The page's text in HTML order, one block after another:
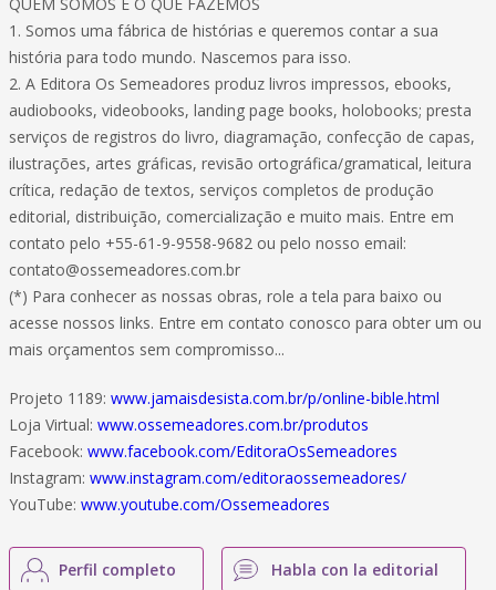
1. Somos uma fábrica de histórias e queremos contar a sua
história para todo mundo. Nascemos para isso.
2. A Editora Os Semeadores produz livros impressos, ebooks,
audiobooks, videobooks, landing page books, holobooks; presta
serviços de registros do livro, diagramação, confecção de capas,
ilustrações, artes gráficas, revisão ortográfica/gramatical, leitura
crítica, redação de textos, serviços completos de produção
editorial, distribuição, comercialização e muito mais. Entre em
contato pelo +55-61-9-9558-9682 ou pelo nosso email:
contato@ossemeadores.com.br
(*) Para conhecer as nossas obras, role a tela para baixo ou
acesse nossos links. Entre em contato conosco para obter um ou
mais orçamentos sem compromisso...
Projeto 1189: www.jamaisdesista.com.br/p/online-bible.html
Loja Virtual: www.ossemeadores.com.br/produtos
Facebook: www.facebook.com/EditoraOsSemeadores
Instagram: www.instagram.com/editoraossemeadores/
YouTube: www.youtube.com/Ossemeadores
Perfil completo Habla con la editorial